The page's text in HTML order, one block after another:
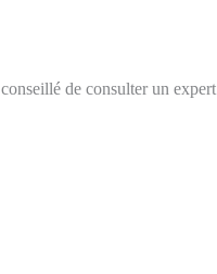
de consulter un expert